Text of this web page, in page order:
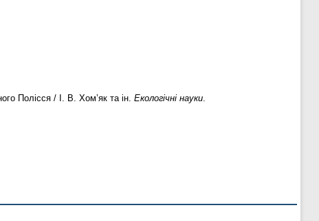
Полісся / І. В. Хом’як та ін. Екологічні науки